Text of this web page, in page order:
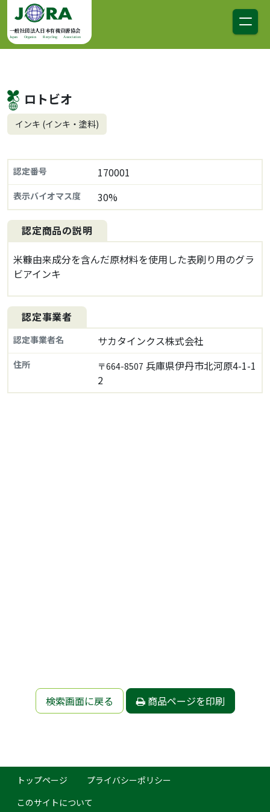
コンテンツへスキップ
メインナビゲーション
一般社団法人日本有機資源協会
Japan Organics Recycling Association
ロトビオ
インキ (インキ・塗料)
認定番号 170001
表示バイオマス度 30%
認定商品の説明
米糠由来成分を含んだ原材料を使用した表刷り用のグラ
ビアインキ
認定事業者
認定事業者名 サカタインクス株式会社
住所 〒664-8507 兵庫県伊丹市北河原4-1-1
2
検索画面に戻る 商品ページを印刷
トップページ
プライバシーポリシー
このサイトについて